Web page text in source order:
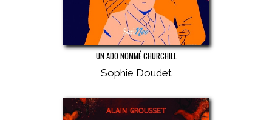
UN ADO NOMMÉ CHURCHILL
Sophie Doudet